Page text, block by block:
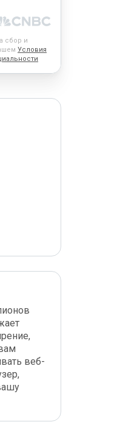
сбор и
Условия
веб-